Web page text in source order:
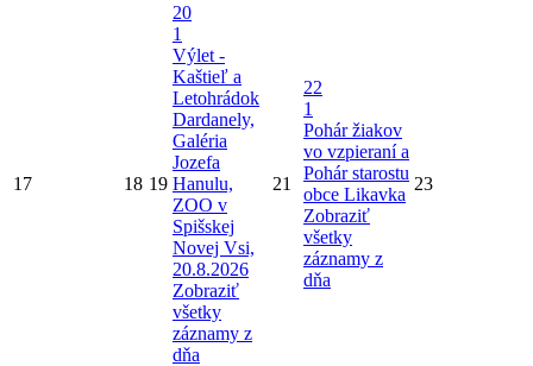
17 18 19
20
1
Výlet -
Kaštieľ a
Letohrádok
Dardanely,
Galéria
Jozefa
Hanulu,
ZOO v
Spišskej
Novej Vsi,
20.8.2026
Zobraziť
všetky
záznamy z
dňa
21
22
1
Pohár žiakov
vo vzpieraní a
Pohár starostu
obce Likavka
Zobraziť
všetky
záznamy z
dňa
23